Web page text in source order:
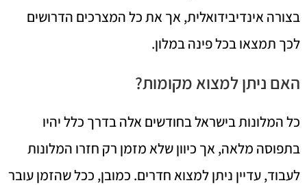
בצורה אינדיבידואלית, אך את כל המצרכים הדרושים
לכך תמצאו בכל פינה במלון.
האם ניתן למצוא מקומות?
כל המלונות בישראל בחודשים אלה בדרך כלל יהיו
בתפוסה מלאה, אך כיוון שלא מזמן רק חזרו המלונות
לעבוד, עדיין ניתן למצוא חדרים. כמובן, ככל שהזמן עובר